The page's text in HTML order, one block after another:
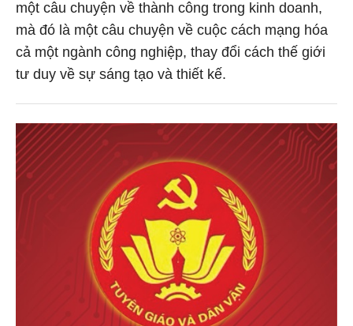
một câu chuyện về thành công trong kinh doanh,
mà đó là một câu chuyện về cuộc cách mạng hóa
cả một ngành công nghiệp, thay đổi cách thế giới
tư duy về sự sáng tạo và thiết kế.